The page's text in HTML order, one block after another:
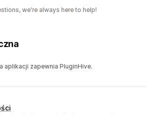
we're always here to help!
aplikacji zapewnia PluginHive.